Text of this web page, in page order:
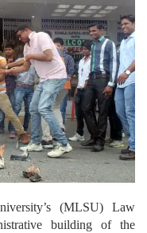
(MLSU) Law
building of the